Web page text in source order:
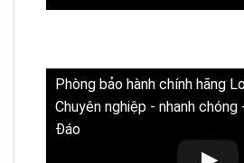
Phòng bảo hành chính hãng
Chuyên nghiệp - nhanh chóng
Đáo